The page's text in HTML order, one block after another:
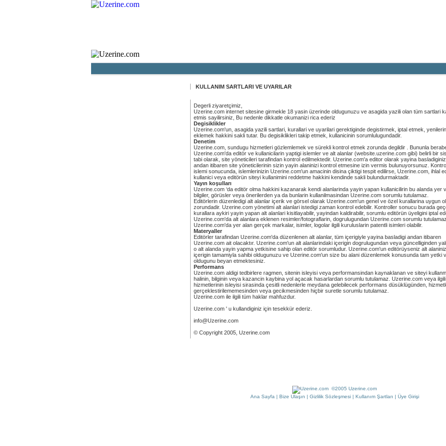
KULLANIM SARTLARI VE UYARILAR
Degerli ziyaretçimiz,
Uzerine.com internet sitesine girmekle 18 yasin üzerinde oldugunuzu ve asagida yazili olan tüm sartlari
etmis sayilirsiniz, Bu nedenle dikkatle okumanizi rica ederiz
Degisiklikler
Uzerine.com'un, asagida yazili sartlari, kurallari ve uyarilari gerektiginde degistirmek, iptal etmek,
eklemek hakkini sakli tutar. Bu degisiklikleri takip etmek, kullanicinin sorumlulugundadir.
Denetim
Uzerine.com, sundugu hizmetleri gözlemlemek ve sürekli kontrol etmek zorunda degildir . Bununla
Uzerine.com'da editör ve kullanicilarin yaptigi islemler ve alt alanlar (website.uzerine.com gibi) belirli bir
tabi olarak, site yöneticileri tarafindan kontrol edilmektedir. Uzerine.com'a editor olarak yayina basladiginiz
andan itibaren site yöneticilerinin sizin yayin alaninizi kontrol etmesine izin vermis bulunuyorsunuz.
islemi sonucunda, islemlerinizin Uzerine.com'un amacinin disina çiktigi tespit edilirse, Uzerine.com, ihlal
kullanici veya editörün siteyi kullanimini reddetme hakkini kendinde sakli bulundurmaktadir.
Yayın koşulları
Uzerine.com ‘da editör olma hakkini kazanarak kendi alanlarinda yayin yapan kullanicilirin bu alanda yer
bilgiler, görüsler veya önerilerden ya da bunlarin kullanilmasindan Uzerine.com sorumlu tutulamaz.
Editörlerin düzenledigi alt alanlar içerik ve görsel olarak Uzerine.com'un genel ve özel kurallarina uygun
zorundadir. Uzerine.com yönetimi alt alanlari istedigi zaman kontrol edebilir. Kontroller sonucu burada
kurallara aykiri yayin yapan alt alanlari kisitlayabilir, yayindan kaldirabilir, sorumlu editörün üyeligini iptal
Uzerine.com'da alt alanlara eklenen resimler/fotograflarin, dogrulugundan Uzerine.com sorumlu tutulamaz.
Uzerine.com'da yer alan gerçek markalar, isimler, logolar ilgili kuruluslarin patentli isimleri olabilir.
Materyaller
Editörler tarafindan Uzerine.com'da düzenlenen alt alanlar, tüm içerigiyle yayina basladigi andan itibaren
Uzerine.com ait olacaktır. Uzerine.com'un alt alanlarindaki içerigin dogrulugundan veya güncelliginden
o alt alanda yayin yapma yetkisine sahip olan editör sorumludur. Uzerine.com'un editörüyseniz alt
içerigin tamamiyla sahibi oldugunuzu ve Uzerine.com'un size bu alani düzenlemek konusunda tam yetki
oldugunu beyan etmektesiniz.
Performans
Uzerine.com aldigi tedbirlere ragmen, sitenin isleyisi veya performansindan kaynaklanan ve siteyi
halinin, bilginin veya kazancin kaybina yol açacak hasarlardan sorumlu tutulamaz. Uzerine.com veya ilgili
hizmetlerinin isleyisi sirasinda çesitli nedenlerle meydana gelebilecek performans düsüklügünden,
gerçeklestirilememesinden veya gecikmesinden hiçbir suretle sorumlu tutulamaz.
Uzerine.com ile ilgili tüm haklar mahfuzdur.
Uzerine.com ' u kullandiginiz için tesekkür ederiz.
info@Uzerine.com
© Copyright 2005, Uzerine.com
©2005 Uzerine.com
Ana Sayfa | Bize Ulaşın | Gizlilik Sözleşmesi| Kullanım Şartları | Üye Girişi